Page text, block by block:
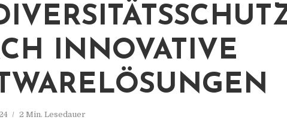
INNOVATIVE
2 Min. Lesedauer